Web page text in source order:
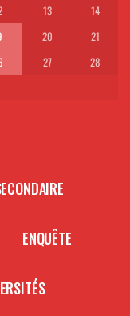
13
14
20
21
27
28
ENQUÊTE